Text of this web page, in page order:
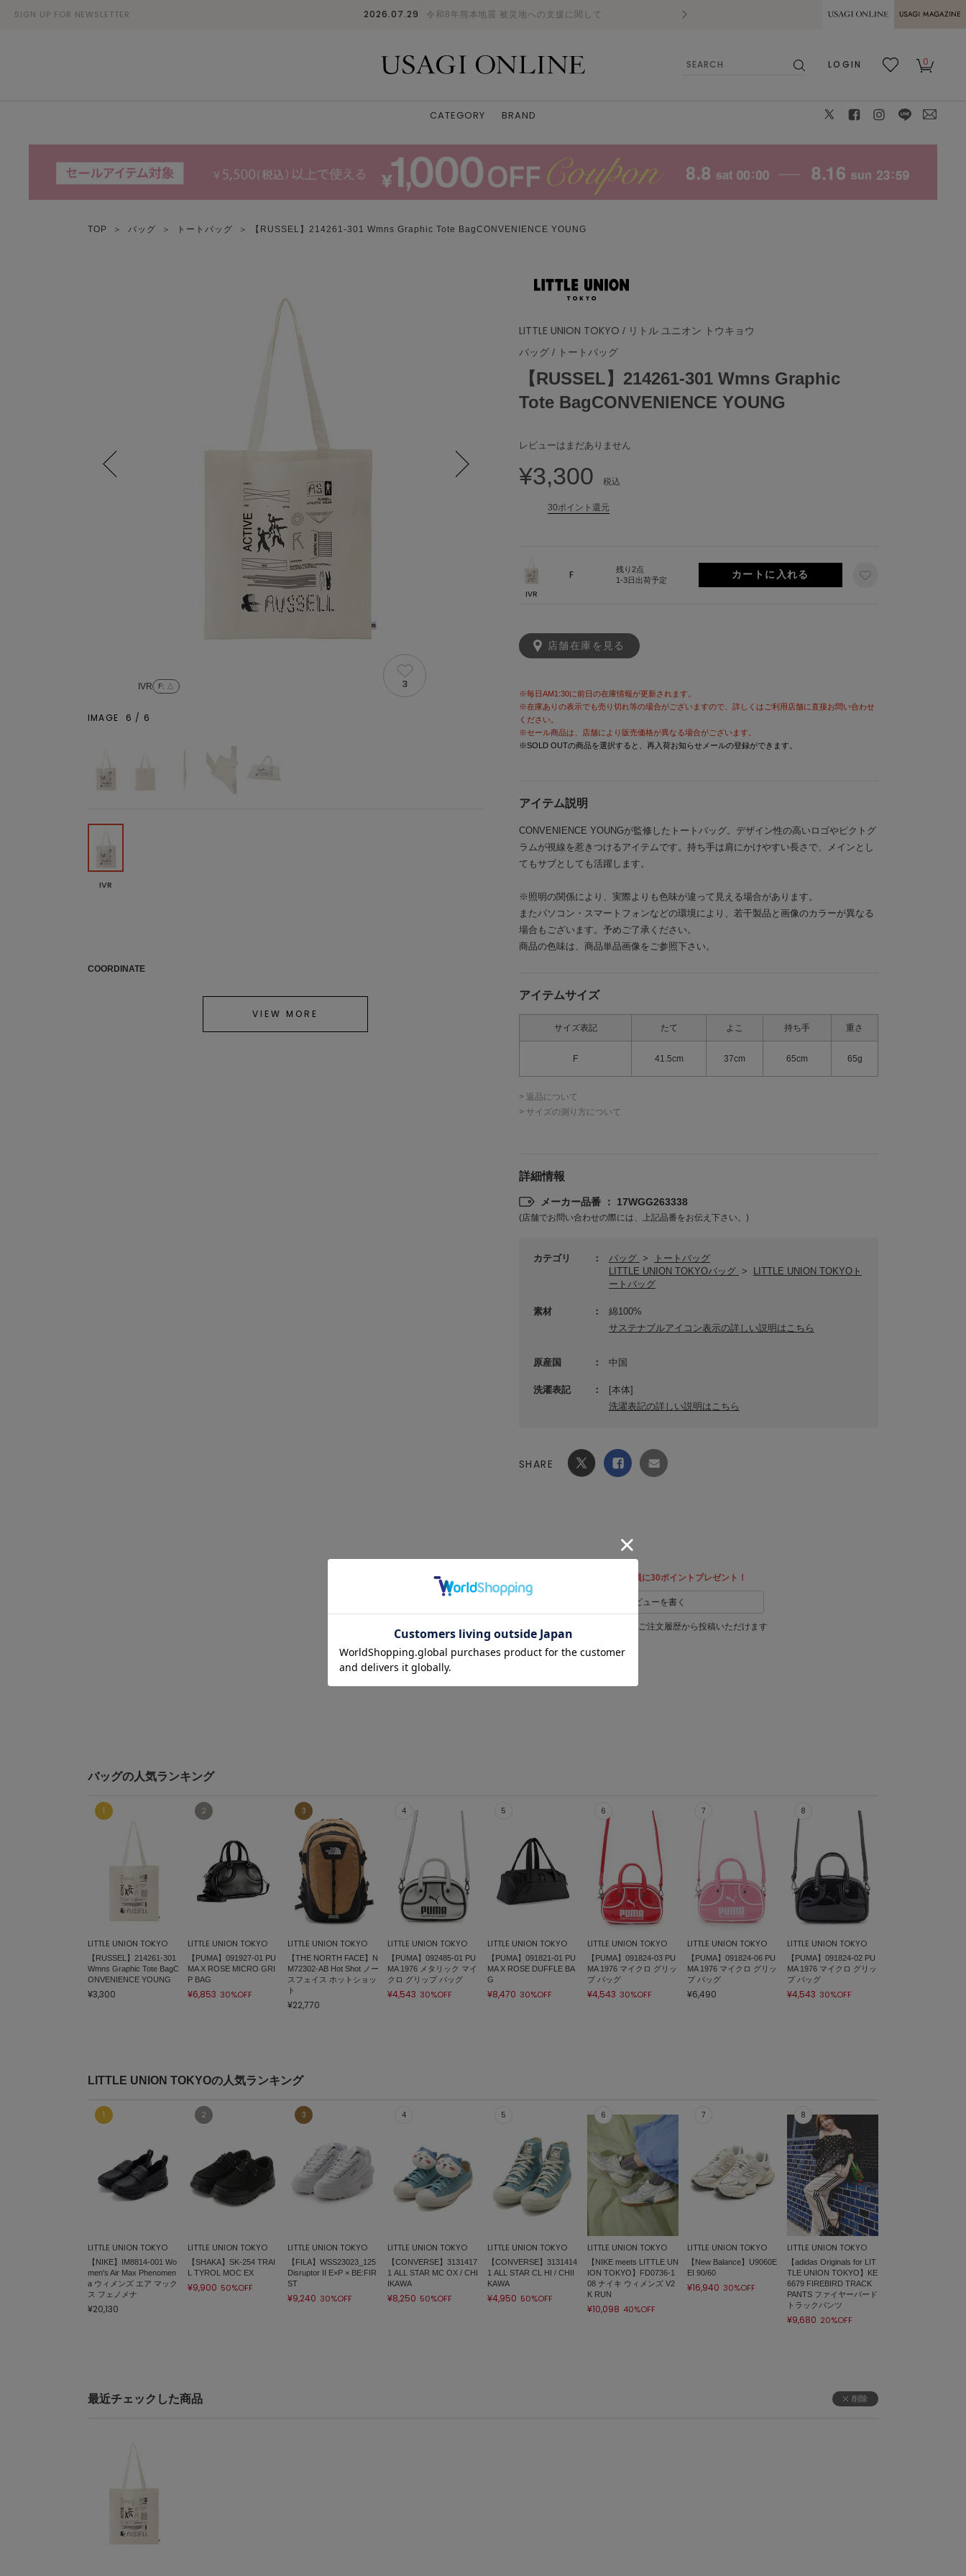
SIGN UP FOR NEWSLETTER 2026.07.29 令和8年熊本地震 被災地への支援に関して 熊本県熊本地方を震源とする地震の影響に
MAGAZINE
LOGIN
0
CATEGORY BRAND
TOP ＞ バッグ ＞ トートバッグ ＞ 【RUSSEL】214261-301 Wmns Graphic Tote BagCONVENIENCE YOUNG
LITTLE UNION TOKYO / リトル ユニオン トウキョウ
バッグ / トートバッグ
【RUSSEL】214261-301 Wmns Graphic
Tote BagCONVENIENCE YOUNG
レビューはまだありません
¥3,300 税込
30ポイント還元
IVR
F
残り2点
1-3日出荷予定
店舗在庫を見る
※毎日AM1:30に前日の在庫情報が更新されます。
※在庫ありの表示でも売り切れ等の場合がございますので、詳しくはご利用店舗に直接お問い合わせ
ください。
※セール商品は、店舗により販売価格が異なる場合がございます。
※SOLD OUTの商品を選択すると、再入荷お知らせメールの登録ができます。
アイテム説明
CONVENIENCE YOUNGが監修したトートバッグ。デザイン性の高いロゴやピクトグ
ラムが視線を惹きつけるアイテムです。持ち手は肩にかけやすい長さで、メインとし
てもサブとしても活躍します。
※照明の関係により、実際よりも色味が違って見える場合があります。
またパソコン・スマートフォンなどの環境により、若干製品と画像のカラーが異なる
場合もございます。予めご了承ください。
商品の色味は、商品単品画像をご参照下さい。
アイテムサイズ
サイズ表記 たて よこ 持ち手 重さ
F 41.5cm 37cm 65cm 65g
> 返品について
> サイズの測り方について
詳細情報
メーカー品番 ： 17WGG263338
(店舗でお問い合わせの際には、上記品番をお伝え下さい。)
カテゴリ バッグ >
トートバッグ
LITTLE UNION TOKYOバッグ >
LITTLE UNION TOKYOト
ートバッグ
素材
綿100%
サステナブルアイコン表示の詳しい説明はこちら
原産国 中国
洗濯表記
[本体]
洗濯表記の詳しい説明はこちら
SHARE
IVR F: △ 3
IMAGE 6 / 6
IVR
COORDINATE
VIEW MORE
レビュー投稿で全員に30ポイントプレゼント！
レビューを書く
レビューはマイページのご注文履歴から投稿いただけます
バッグの人気ランキング
LITTLE UNION TOKYO
【RUSSEL】214261-301
Wmns Graphic Tote BagC
ONVENIENCE YOUNG
¥3,300
LITTLE UNION TOKYO
【PUMA】091927-01 PU
MA X ROSE MICRO GRI
P BAG
¥6,853 30%OFF
LITTLE UNION TOKYO
【THE NORTH FACE】N
M72302-AB Hot Shot ノー
スフェイス ホットショッ
ト
¥22,770
LITTLE UNION TOKYO
【PUMA】092485-01 PU
MA 1976 メタリック マイ
クロ グリップ バッグ
¥4,543 30%OFF
LITTLE UNION TOKYO
【PUMA】091821-01 PU
MA X ROSE DUFFLE BA
G
¥8,470 30%OFF
LITTLE UNION TOKYO
【PUMA】091824-03 PU
MA 1976 マイクロ グリッ
プ バッグ
¥4,543 30%OFF
LITTLE UNION TOKYO
【PUMA】091824-06 PU
MA 1976 マイクロ グリッ
プ バッグ
¥6,490
LITTLE UNION TOKYO
【PUMA】091824-02 PU
MA 1976 マイクロ グリッ
プ バッグ
¥4,543 30%OFF
LITTLE UNION TOKYOの人気ランキング
LITTLE UNION TOKYO
【NIKE】IM8814-001 Wo
men's Air Max Phenomen
a ウィメンズ エア マック
ス フェノメナ
¥20,130
LITTLE UNION TOKYO
【SHAKA】SK-254 TRAI
L TYROL MOC EX
¥9,900 50%OFF
LITTLE UNION TOKYO
【FILA】WSS23023_125
Disruptor II E×P × BE:FIR
ST
¥9,240 30%OFF
LITTLE UNION TOKYO
【CONVERSE】3131417
1 ALL STAR MC OX / CHI
IKAWA
¥8,250 50%OFF
LITTLE UNION TOKYO
【CONVERSE】3131414
1 ALL STAR CL HI / CHII
KAWA
¥4,950 50%OFF
LITTLE UNION TOKYO
【NIKE meets LITTLE UN
ION TOKYO】FD0736-1
08 ナイキ ウィメンズ V2
K RUN
¥10,098 40%OFF
LITTLE UNION TOKYO
【New Balance】U9060E
EI 90/60
¥16,940 30%OFF
LITTLE UNION TOKYO
【adidas Originals for LIT
TLE UNION TOKYO】KE
6679 FIREBIRD TRACK
PANTS ファイヤーバード
トラックパンツ
¥9,680 20%OFF
最近チェックした商品 削除